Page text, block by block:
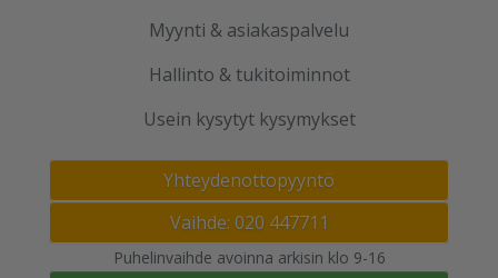
Myynti & asiakaspalvelu
Hallinto & tukitoiminnot
Usein kysytyt kysymykset
Yhteydenottopyyntö
Vaihde: 020 447711
Puhelinvaihde avoinna arkisin klo 9-16